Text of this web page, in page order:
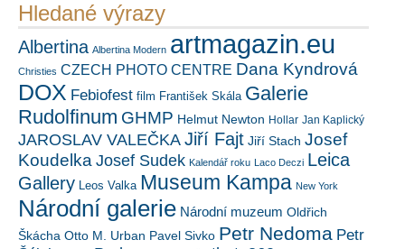
Hledané výrazy
Albertina Albertina Modern artmagazin.eu
Christies CZECH PHOTO CENTRE Dana Kyndrová
DOX Febiofest film František Skála Galerie
Rudolfinum GHMP Helmut Newton Hollar Jan Kaplický
JAROSLAV VALEČKA Jiří Fajt Jiří Stach Josef
Koudelka Josef Sudek Kalendář roku Laco Deczi Leica
Gallery Leos Valka Museum Kampa New York
Národní galerie Národní muzeum Oldřich
Škácha Otto M. Urban Pavel Sivko Petr Nedoma Petr